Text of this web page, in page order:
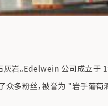
岩。Edelwein 公司成立于
多粉丝，被誉为 "岩手葡萄